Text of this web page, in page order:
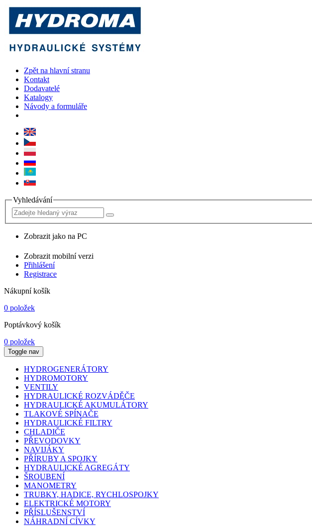
Zpět na hlavní stranu
Kontakt
Dodavatelé
Katalogy
Návody a formuláře
Vyhledávání
Zobrazit jako na PC
Zobrazit mobilní verzi
Přihlášení
Registrace
Nákupní košík
0 položek
Poptávkový košík
0 položek
Toggle nav
HYDROGENERÁTORY
HYDROMOTORY
VENTILY
HYDRAULICKÉ ROZVÁDĚČE
HYDRAULICKÉ AKUMULÁTORY
TLAKOVÉ SPÍNAČE
HYDRAULICKÉ FILTRY
CHLADIČE
PŘEVODOVKY
NAVIJÁKY
PŘÍRUBY A SPOJKY
HYDRAULICKÉ AGREGÁTY
ŠROUBENÍ
MANOMETRY
TRUBKY, HADICE, RYCHLOSPOJKY
ELEKTRICKÉ MOTORY
PŘÍSLUŠENSTVÍ
NÁHRADNÍ CÍVKY